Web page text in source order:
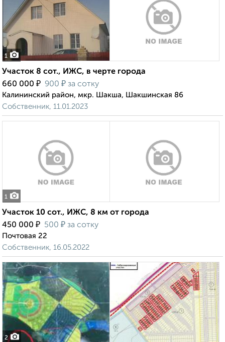
1
Участок 8 сот., ИЖС, в черте города
660 000 ₽ 900 ₽ за сотку
Калининский район, мкр. Шакша, Шакшинская 86
Собственник, 11.01.2023
1
Участок 10 сот., ИЖС, 8 км от города
450 000 ₽ 500 ₽ за сотку
Почтовая 22
Собственник, 16.05.2022
2